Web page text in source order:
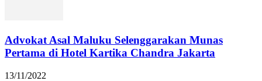
Advokat Asal Maluku Selenggarakan Munas
Pertama di Hotel Kartika Chandra Jakarta
13/11/2022